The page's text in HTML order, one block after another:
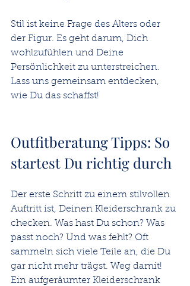
Stil ist keine Frage des Alters oder
der Figur. Es geht darum, Dich
wohlzufühlen und Deine
Persönlichkeit zu unterstreichen.
Lass uns gemeinsam entdecken,
wie Du das schaffst!
Outfitberatung Tipps: So
startest Du richtig durch
Der erste Schritt zu einem stilvollen
Auftritt ist, Deinen Kleiderschrank zu
checken. Was hast Du schon? Was
passt noch? Und was fehlt? Oft
sammeln sich viele Teile an, die Du
gar nicht mehr trägst. Weg damit!
Ein aufgeräumter Kleiderschrank